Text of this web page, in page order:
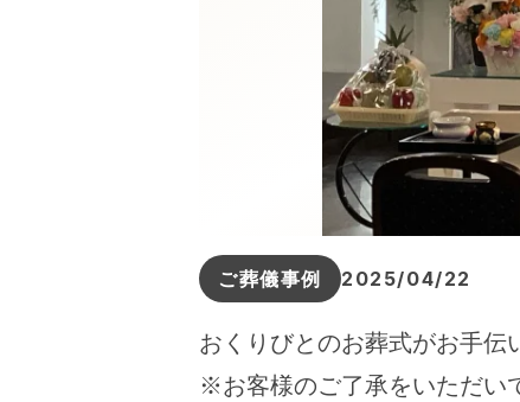
ご葬儀事例 2025/04/22
おくりびとのお葬式がお手伝
※お客様のご了承をいただい